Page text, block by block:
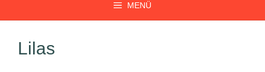
MENÜ
Lilas